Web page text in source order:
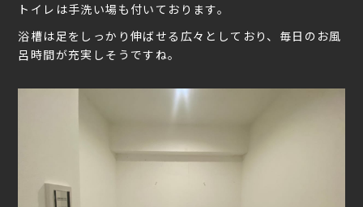
トイレは手洗い場も付いております。
浴槽は足をしっかり伸ばせる広々としており、毎日のお風
呂時間が充実しそうですね。